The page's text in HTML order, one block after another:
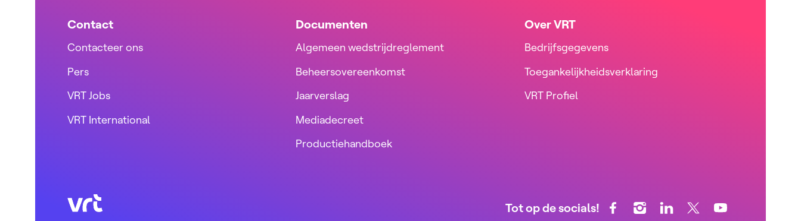
Contact
Contacteer ons
Pers
VRT Jobs
VRT International
Documenten
Algemeen wedstrijdreglement
Beheersovereenkomst
Jaarverslag
Mediadecreet
Productiehandboek
Over VRT
Bedrijfsgegevens
Toegankelijkheidsverklaring
VRT Profiel
VRT (home) Tot op de socials!